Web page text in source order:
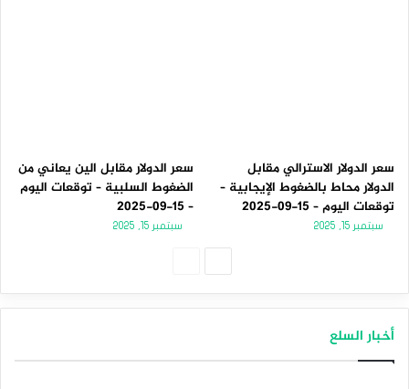
سعر الدولار الاسترالي مقابل
الدولار محاط بالضغوط الإيجابية –
توقعات اليوم – 15-09-2025
سبتمبر 15, 2025
سعر الدولار مقابل الين يعاني من
الضغوط السلبية – توقعات اليوم
– 15-09-2025
سبتمبر 15, 2025
أخبار السلع